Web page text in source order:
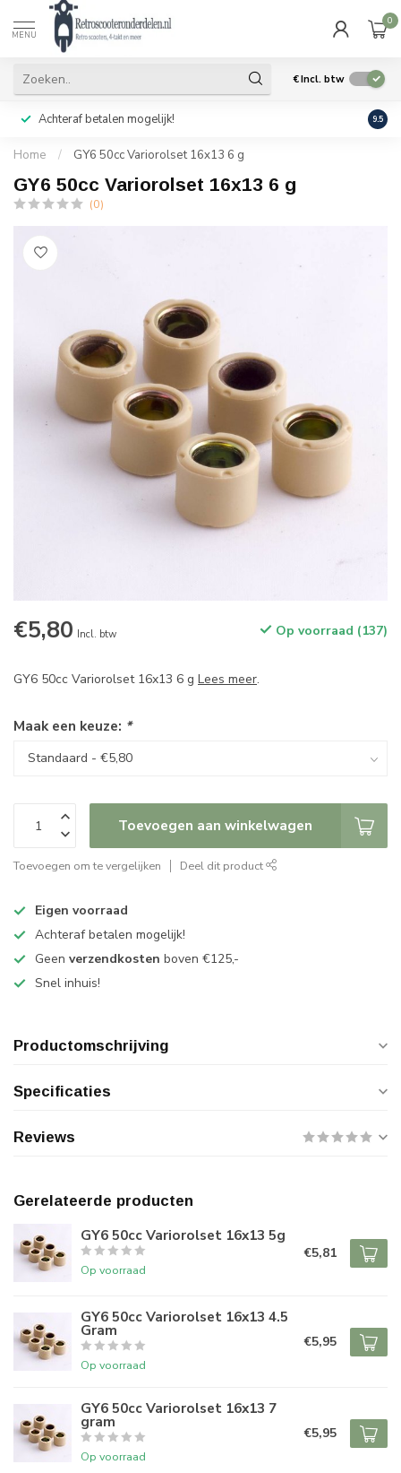
MENU
0
€Incl. btw
Achteraf betalen mogelijk! Geen
9.5
Home / GY6 50cc Variorolset 16x13 6 g
GY6 50cc Variorolset 16x13 6 g
(0)
€5,80 Incl. btw Op voorraad (137)
GY6 50cc Variorolset 16x13 6 g Lees meer.
Maak een keuze: *
Toevoegen aan winkelwagen
Toevoegen om te vergelijken Deel dit product
Eigen voorraad
Achteraf betalen mogelijk!
Geen verzendkosten boven €125,-
Snel inhuis!
Productomschrijving
Specificaties
Reviews
Gerelateerde producten
GY6 50cc Variorolset 16x13 5g
Op voorraad
€5,81
GY6 50cc Variorolset 16x13 4.5
Gram
Op voorraad
€5,95
GY6 50cc Variorolset 16x13 7
gram
Op voorraad
€5,95